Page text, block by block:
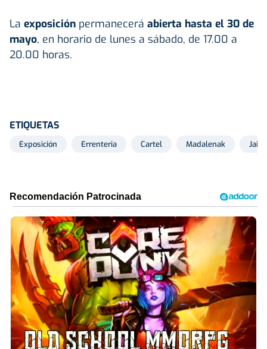
La exposición permanecerá abierta hasta el 30 de
mayo, en horario de lunes a sábado, de 17.00 a
20.00 horas.
ETIQUETAS
Exposición Errenteria Cartel Madalenak